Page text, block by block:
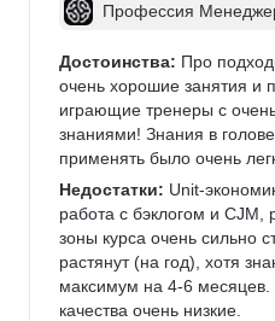
Профессия
Достоинства: Про
очень хорошие занятия и
играющие тренеры с
знаниями! Знания в
применять было очень
Недостатки: Unit-
работа с бэклогом и CJM,
зоны курса очень сильно
растянут (на год), хотя
максимум на 4-6 месяцев.
качества очень низкие.